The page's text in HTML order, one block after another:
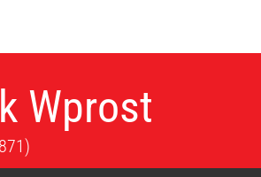
Wprost